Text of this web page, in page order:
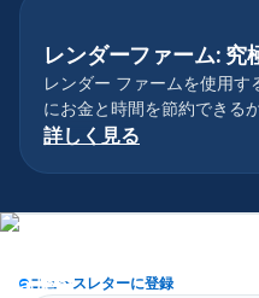
レンダーファーム
レンダーファーム: 究
レンダー ファームを使用す
にお金と時間を節約できる
詳しく見る
ニュースレターに登録